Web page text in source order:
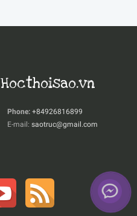
Hocthoisao.vn
Phone: +84926816899
E-mail: saotruc@gmail.com